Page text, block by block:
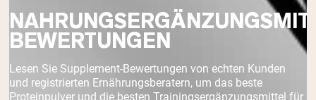
BEWERTUNGEN
Lesen Sie Supplement-Bewertungen von echten Kunden
und registrierten Ernährungsberatern, um das beste
Proteinpulver und die besten Trainingsergänzungsmittel für